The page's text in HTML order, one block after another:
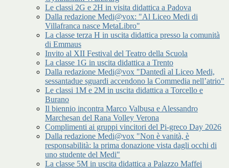
Le classi 2G e 2H in visita didattica a Padova
Dalla redazione Medi@vox: "Al Liceo Medi di
Villafranca nasce MetaLibro"
La classe terza H in uscita didattica presso la comunità
di Emmaus
Invito al XII Festival del Teatro della Scuola
La classe 1G in uscita didattica a Trento
Dalla redazione Medi@vox "Dantedì al Liceo Medi,
sessantadue sguardi accendono la Commedia nell’atrio"
Le classi 1M e 2M in uscita didattica a Torcello e
Burano
Il biennio incontra Marco Valbusa e Alessandro
Marchesan del Rana Volley Verona
Complimenti ai gruppi vincitori del Pi-greco Day 2026
Dalla redazione Medi@vox "Non è vanità, è
responsabilità: la prima donazione vista dagli occhi di
uno studente del Medi"
La classe 5M in uscita didattica a Palazzo Maffei